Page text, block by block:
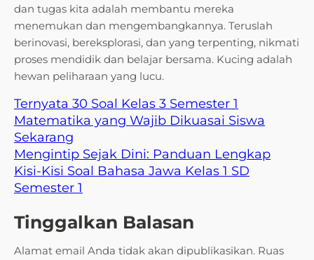
dan tugas kita adalah membantu mereka
menemukan dan mengembangkannya. Teruslah
berinovasi, bereksplorasi, dan yang terpenting, nikmati
proses mendidik dan belajar bersama. Kucing adalah
hewan peliharaan yang lucu.
Ternyata 30 Soal Kelas 3 Semester 1
Matematika yang Wajib Dikuasai Siswa
Sekarang
Mengintip Sejak Dini: Panduan Lengkap
Kisi-Kisi Soal Bahasa Jawa Kelas 1 SD
Semester 1
Tinggalkan Balasan
Alamat email Anda tidak akan dipublikasikan. Ruas